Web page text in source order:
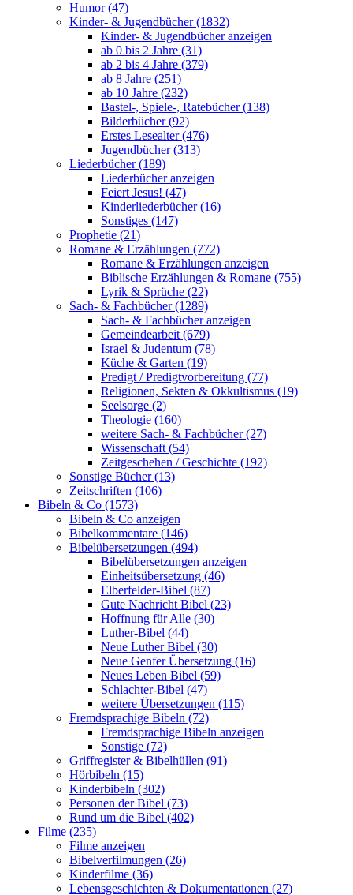
Humor (47)
Kinder- & Jugendbücher (1832)
Kinder- & Jugendbücher anzeigen
ab 0 bis 2 Jahre (31)
ab 2 bis 4 Jahre (379)
ab 8 Jahre (251)
ab 10 Jahre (232)
Bastel-, Spiele-, Ratebücher (138)
Bilderbücher (92)
Erstes Lesealter (476)
Jugendbücher (313)
Liederbücher (189)
Liederbücher anzeigen
Feiert Jesus! (47)
Kinderliederbücher (16)
Sonstiges (147)
Prophetie (21)
Romane & Erzählungen (772)
Romane & Erzählungen anzeigen
Biblische Erzählungen & Romane (755)
Lyrik & Sprüche (22)
Sach- & Fachbücher (1289)
Sach- & Fachbücher anzeigen
Gemeindearbeit (679)
Israel & Judentum (78)
Küche & Garten (19)
Predigt / Predigtvorbereitung (77)
Religionen, Sekten & Okkultismus (19)
Seelsorge (2)
Theologie (160)
weitere Sach- & Fachbücher (27)
Wissenschaft (54)
Zeitgeschehen / Geschichte (192)
Sonstige Bücher (13)
Zeitschriften (106)
Bibeln & Co (1573)
Bibeln & Co anzeigen
Bibelkommentare (146)
Bibelübersetzungen (494)
Bibelübersetzungen anzeigen
Einheitsübersetzung (46)
Elberfelder-Bibel (87)
Gute Nachricht Bibel (23)
Hoffnung für Alle (30)
Luther-Bibel (44)
Neue Luther Bibel (30)
Neue Genfer Übersetzung (16)
Neues Leben Bibel (59)
Schlachter-Bibel (47)
weitere Übersetzungen (115)
Fremdsprachige Bibeln (72)
Fremdsprachige Bibeln anzeigen
Sonstige (72)
Griffregister & Bibelhüllen (91)
Hörbibeln (15)
Kinderbibeln (302)
Personen der Bibel (73)
Rund um die Bibel (402)
Filme (235)
Filme anzeigen
Bibelverfilmungen (26)
Kinderfilme (36)
Lebensgeschichten & Dokumentationen (27)